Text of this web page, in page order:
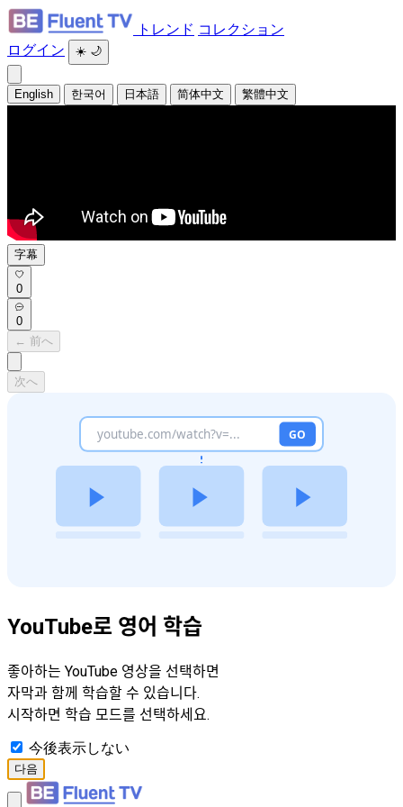
トレンド コレクション
ログイン
☀️ 🌙
English 한국어 日本語 简体中文 繁體中文
字幕
0
0
← 前へ
次へ
YouTube로 영어 학습
좋아하는 YouTube 영상을 선택하면
자막과 함께 학습할 수 있습니다.
시작하면 학습 모드를 선택하세요.
今後表示しない
다음